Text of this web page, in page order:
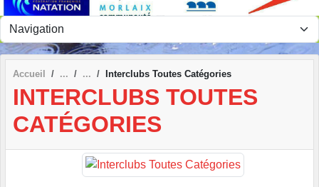
Accueil Interclubs Toutes Catégories
INTERCLUBS TOUTES
CATÉGORIES